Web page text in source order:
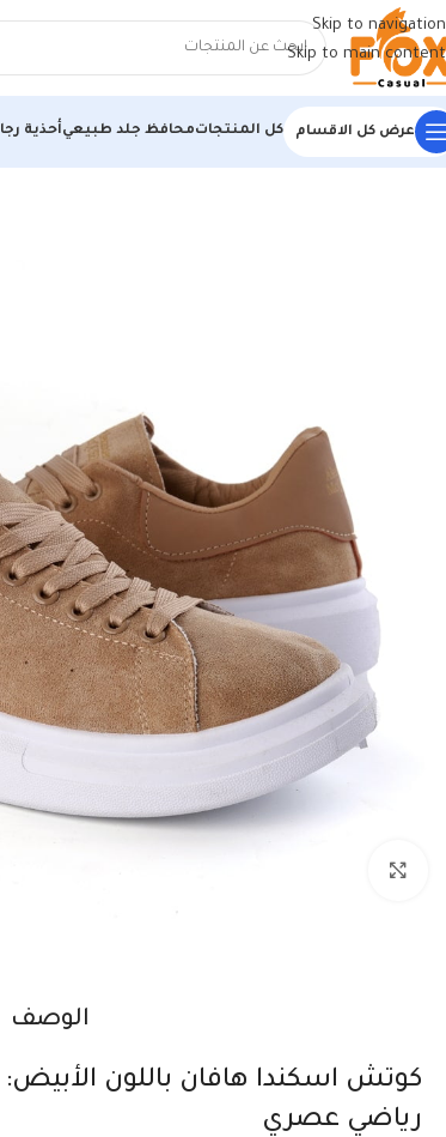
Skip to navigation
Skip to main content
عرض كل الاقسام كل المنتجاتمحافظ جلد طبيعيأحذية
الرئيسية/أحذية رجالي
الوصف
كوتش اسكندا هافان باللون الأبيض:
رياضي عصري